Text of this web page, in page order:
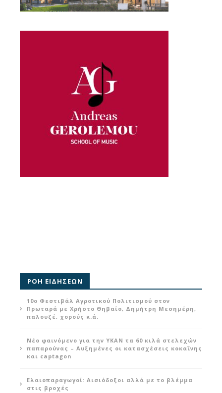
ΡΟΗ ΕΙΔΗΣΕΩΝ
10ο Φεστιβάλ Αγροτικού Πολιτισμού στον
Πρωταρά με Χρήστο Θηβαίο, Δημήτρη Μεσημέρη,
παλουζέ, χορούς κ.ά.
Νέο φαινόμενο για την ΥΚΑΝ τα 60 κιλά στελεχών
παπαρούνας – Αυξημένες οι κατασχέσεις κοκαΐνης
και captagon
Ελαιοπαραγωγοί: Αισιόδοξοι αλλά με το βλέμμα
στις βροχές